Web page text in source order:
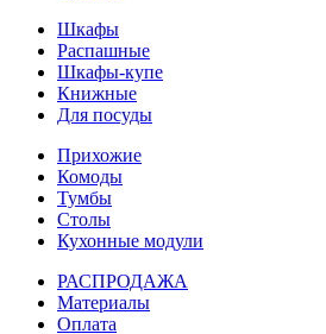
Шкафы
Распашные
Шкафы-купе
Книжные
Для посуды
Прихожие
Комоды
Тумбы
Столы
Кухонные модули
РАСПРОДАЖА
Материалы
Оплата